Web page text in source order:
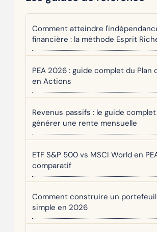
Comment atteindre
financière : la méthode Esprit
PEA 2026 : guide complet du Plan
en Actions
Revenus passifs : le guide
générer une rente mensuelle
ETF S&P 500 vs MSCI World en
comparatif
Comment construire un
simple en 2026